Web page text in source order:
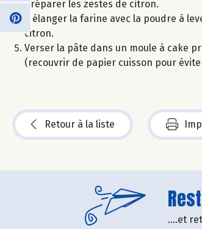
Préparer les zestes de citron.
Mélanger la farine avec la poudre à
citron.
Verser la pâte dans un moule à cake
(recouvrir de papier cuisson pour
Retour à la liste
....et